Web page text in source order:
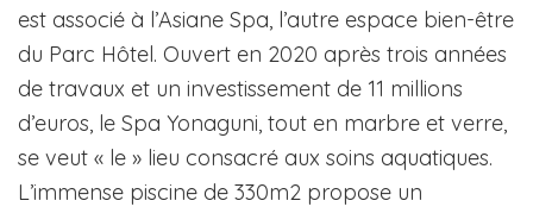
est associé à l’Asiane Spa, l’autre espace bien-être
du Parc Hôtel. Ouvert en 2020 après trois années
de travaux et un investissement de 11 millions
d’euros, le Spa Yonaguni, tout en marbre et verre,
se veut « le » lieu consacré aux soins aquatiques.
L’immense piscine de 330m2 propose un